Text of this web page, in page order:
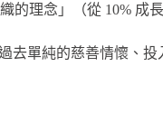
理念」（從 10% 成
去單純的慈善情懷、